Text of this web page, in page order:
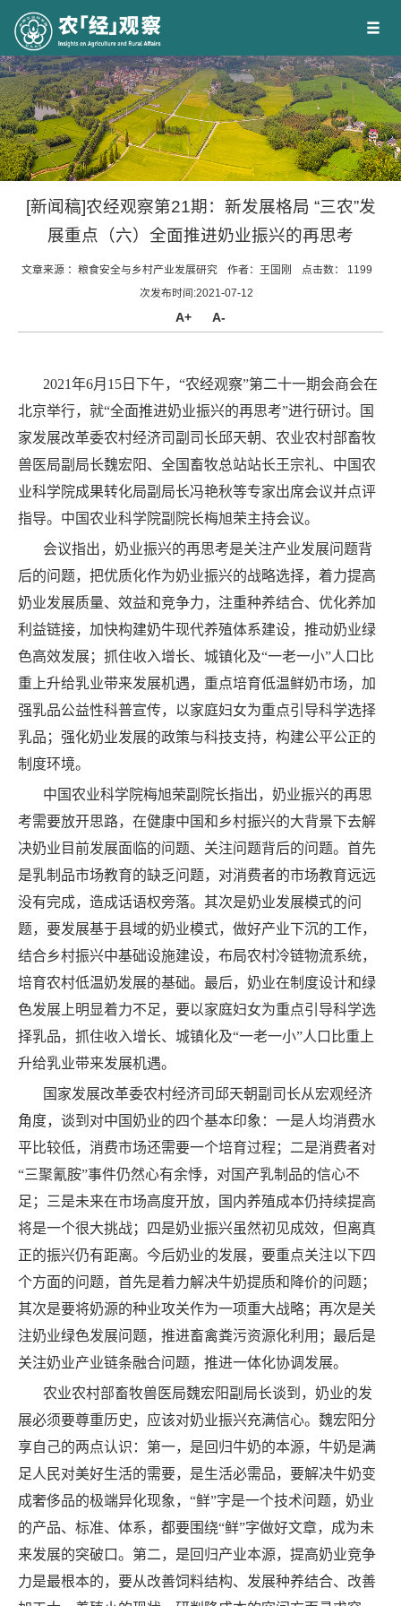
[新闻稿]农经观察第21期：新发展格局 “三农”发
展重点（六）全面推进奶业振兴的再思考
文章来源 ： 粮食安全与乡村产业发展研究 作者： 王国刚 点击数： 1199
次发布时间:2021-07-12
A+ A-
2021年6月15日下午，“农经观察”第二十一期会商会在
北京举行，就“全面推进奶业振兴的再思考”进行研讨。国
家发展改革委农村经济司副司长邱天朝、农业农村部畜牧
兽医局副局长魏宏阳、全国畜牧总站站长王宗礼、中国农
业科学院成果转化局副局长冯艳秋等专家出席会议并点评
指导。中国农业科学院副院长梅旭荣主持会议。
会议指出，奶业振兴的再思考是关注产业发展问题背
后的问题，把优质化作为奶业振兴的战略选择，着力提高
奶业发展质量、效益和竞争力，注重种养结合、优化养加
利益链接，加快构建奶牛现代养殖体系建设，推动奶业绿
色高效发展；抓住收入增长、城镇化及“一老一小”人口比
重上升给乳业带来发展机遇，重点培育低温鲜奶市场，加
强乳品公益性科普宣传，以家庭妇女为重点引导科学选择
乳品；强化奶业发展的政策与科技支持，构建公平公正的
制度环境。
中国农业科学院梅旭荣副院长指出，奶业振兴的再思
考需要放开思路，在健康中国和乡村振兴的大背景下去解
决奶业目前发展面临的问题、关注问题背后的问题。首先
是乳制品市场教育的缺乏问题，对消费者的市场教育远远
没有完成，造成话语权旁落。其次是奶业发展模式的问
题，要发展基于县域的奶业模式，做好产业下沉的工作，
结合乡村振兴中基础设施建设，布局农村冷链物流系统，
培育农村低温奶发展的基础。最后，奶业在制度设计和绿
色发展上明显着力不足，要以家庭妇女为重点引导科学选
择乳品，抓住收入增长、城镇化及“一老一小”人口比重上
升给乳业带来发展机遇。
国家发展改革委农村经济司邱天朝副司长从宏观经济
角度，谈到对中国奶业的四个基本印象：一是人均消费水
平比较低，消费市场还需要一个培育过程；二是消费者对
“三聚氰胺”事件仍然心有余悸，对国产乳制品的信心不
足；三是未来在市场高度开放，国内养殖成本仍持续提高
将是一个很大挑战；四是奶业振兴虽然初见成效，但离真
正的振兴仍有距离。今后奶业的发展，要重点关注以下四
个方面的问题，首先是着力解决牛奶提质和降价的问题；
其次是要将奶源的种业攻关作为一项重大战略；再次是关
注奶业绿色发展问题，推进畜禽粪污资源化利用；最后是
关注奶业产业链条融合问题，推进一体化协调发展。
农业农村部畜牧兽医局魏宏阳副局长谈到，奶业的发
展必须要尊重历史，应该对奶业振兴充满信心。魏宏阳分
享自己的两点认识：第一，是回归牛奶的本源，牛奶是满
足人民对美好生活的需要，是生活必需品，要解决牛奶变
成奢侈品的极端异化现象，“鲜”字是一个技术问题，奶业
的产品、标准、体系，都要围绕“鲜”字做好文章，成为未
来发展的突破口。第二，是回归产业本源，提高奶业竞争
力是最根本的，要从改善饲料结构、发展种养结合、改善